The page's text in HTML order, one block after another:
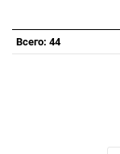
Всего: 44